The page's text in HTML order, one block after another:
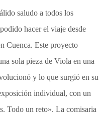
saludo a todos los
hacer el viaje desde
Cuenca. Este proyecto
sola pieza de Viola en una
y lo que surgió en su
individual, con un
Todo un reto». La comisaria